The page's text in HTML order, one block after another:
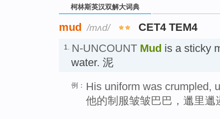
柯林斯英汉双解大词典
mud /mʌd/ CET4 TEM4
1. N-UNCOUNT Mud is a sticky
water. 泥
例： His uniform was crumpled,
他的制服皱皱巴巴，邋里邋